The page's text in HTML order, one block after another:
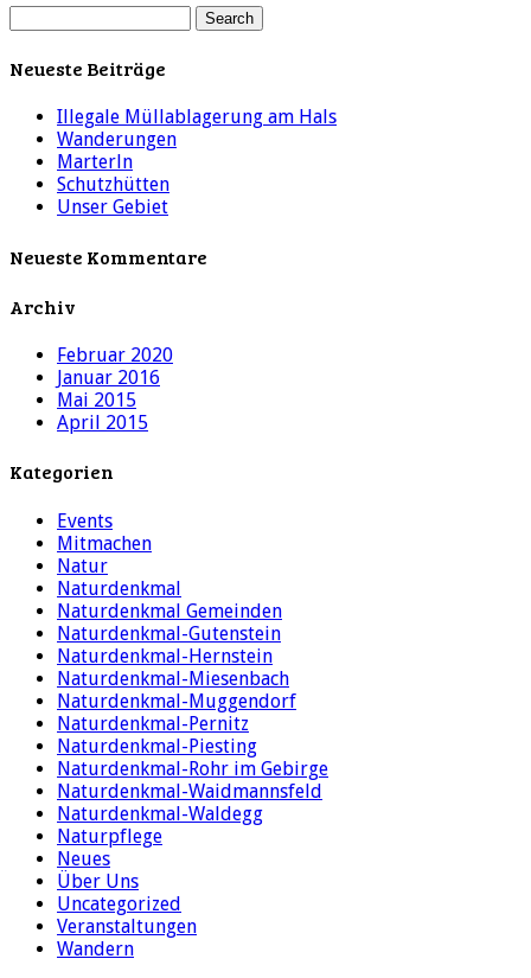
Neueste Beiträge
Illegale Müllablagerung am Hals
Wanderungen
Marterln
Schutzhütten
Unser Gebiet
Neueste Kommentare
Archiv
Februar 2020
Januar 2016
Mai 2015
April 2015
Kategorien
Events
Mitmachen
Natur
Naturdenkmal
Naturdenkmal Gemeinden
Naturdenkmal-Gutenstein
Naturdenkmal-Hernstein
Naturdenkmal-Miesenbach
Naturdenkmal-Muggendorf
Naturdenkmal-Pernitz
Naturdenkmal-Piesting
Naturdenkmal-Rohr im Gebirge
Naturdenkmal-Waidmannsfeld
Naturdenkmal-Waldegg
Naturpflege
Neues
Über Uns
Uncategorized
Veranstaltungen
Wandern